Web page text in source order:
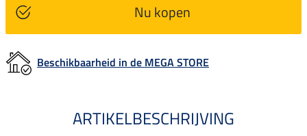
Nu kopen
Beschikbaarheid in de MEGA STORE
ARTIKELBESCHRIJVING